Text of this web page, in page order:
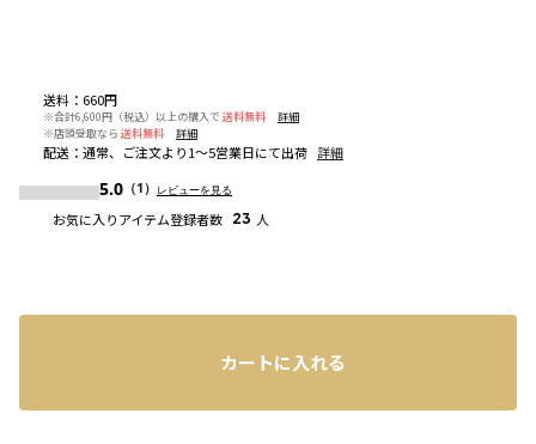
送料 ： 660円
※合計6,600円（税込）以上の購入で 送料無料
詳細
※店頭受取なら 送料無料 詳細
配送 ： 通常、ご注文より1～5営業日にて出荷 詳細
5.0 （1） レビューを見る
お気に入りアイテム登録者数 23 人
カートに入れる